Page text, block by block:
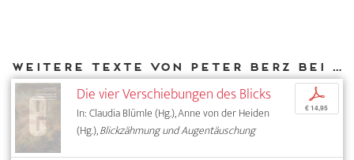
Weitere Texte von Peter Berz bei DIAPHANES
Die vier Verschiebungen des Blicks
In: Claudia Blümle (Hg.), Anne von der Heiden
(Hg.),Blickzähmung und Augentäuschung
p
€ 14,95